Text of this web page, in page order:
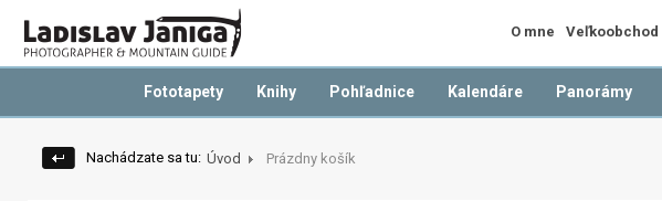
O mne Veľkoobchod
Fototapety Knihy Pohľadnice Kalendáre Panorámy
Nachádzate sa tu: Úvod Prázdny košík